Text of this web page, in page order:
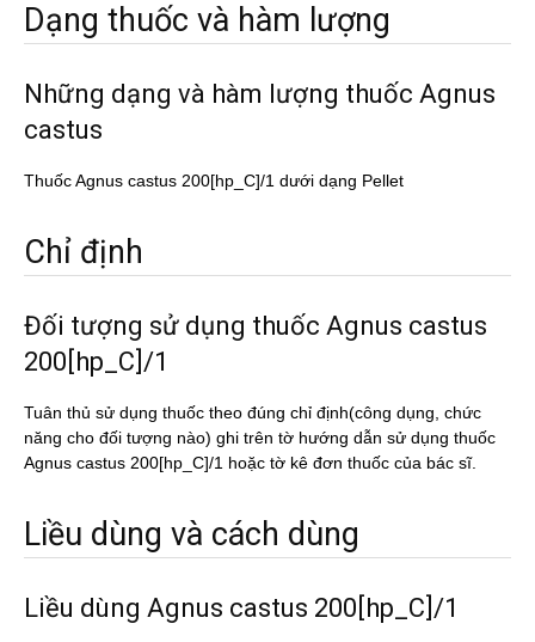
Dạng thuốc và hàm lượng
Những dạng và hàm lượng thuốc Agnus
castus
Thuốc Agnus castus 200[hp_C]/1 dưới dạng Pellet
Chỉ định
Đối tượng sử dụng thuốc Agnus castus
200[hp_C]/1
Tuân thủ sử dụng thuốc theo đúng chỉ định(công dụng, chức
năng cho đối tượng nào) ghi trên tờ hướng dẫn sử dụng thuốc
Agnus castus 200[hp_C]/1 hoặc tờ kê đơn thuốc của bác sĩ.
Liều dùng và cách dùng
Liều dùng Agnus castus 200[hp_C]/1